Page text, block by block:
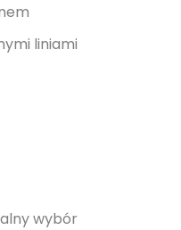
liniami
wybór